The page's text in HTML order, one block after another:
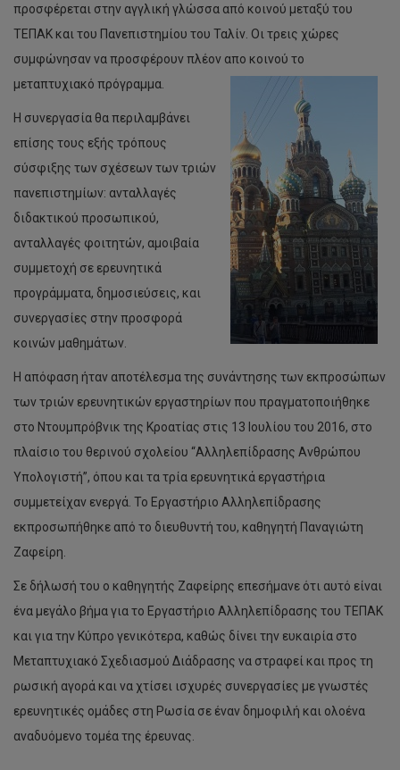
προσφέρεται στην αγγλική γλώσσα από κοινού μεταξύ του
ΤΕΠΑΚ και του Πανεπιστημίου του Ταλίν. Οι τρεις χώρες
συμφώνησαν να προσφέρουν πλέον απο κοινού το
μεταπτυχιακό πρόγραμμα.
Η συνεργασία θα περιλαμβάνει
επίσης τους εξής τρόπους
σύσφιξης των σχέσεων των τριών
πανεπιστημίων: ανταλλαγές
διδακτικού προσωπικού,
ανταλλαγές φοιτητών, αμοιβαία
συμμετοχή σε ερευνητικά
προγράμματα, δημοσιεύσεις, και
συνεργασίες στην προσφορά
κοινών μαθημάτων.
Η απόφαση ήταν αποτέλεσμα της συνάντησης των εκπροσώπων
των τριών ερευνητικών εργαστηρίων που πραγματοποιήθηκε
στο Ντουμπρόβνικ της Κροατίας στις 13 Ιουλίου του 2016, στο
πλαίσιο του θερινού σχολείου “Αλληλεπίδρασης Ανθρώπου
Υπολογιστή”, όπου και τα τρία ερευνητικά εργαστήρια
συμμετείχαν ενεργά. Το Εργαστήριο Αλληλεπίδρασης
εκπροσωπήθηκε από το διευθυντή του, καθηγητή Παναγιώτη
Ζαφείρη.
Σε δήλωσή του ο καθηγητής Ζαφείρης επεσήμανε ότι αυτό είναι
ένα μεγάλο βήμα για το Εργαστήριο Αλληλεπίδρασης του ΤΕΠΑΚ
και για την Κύπρο γενικότερα, καθώς δίνει την ευκαιρία στο
Μεταπτυχιακό Σχεδιασμού Διάδρασης να στραφεί και προς τη
ρωσική αγορά και να χτίσει ισχυρές συνεργασίες με γνωστές
ερευνητικές ομάδες στη Ρωσία σε έναν δημοφιλή και ολοένα
αναδυόμενο τομέα της έρευνας.